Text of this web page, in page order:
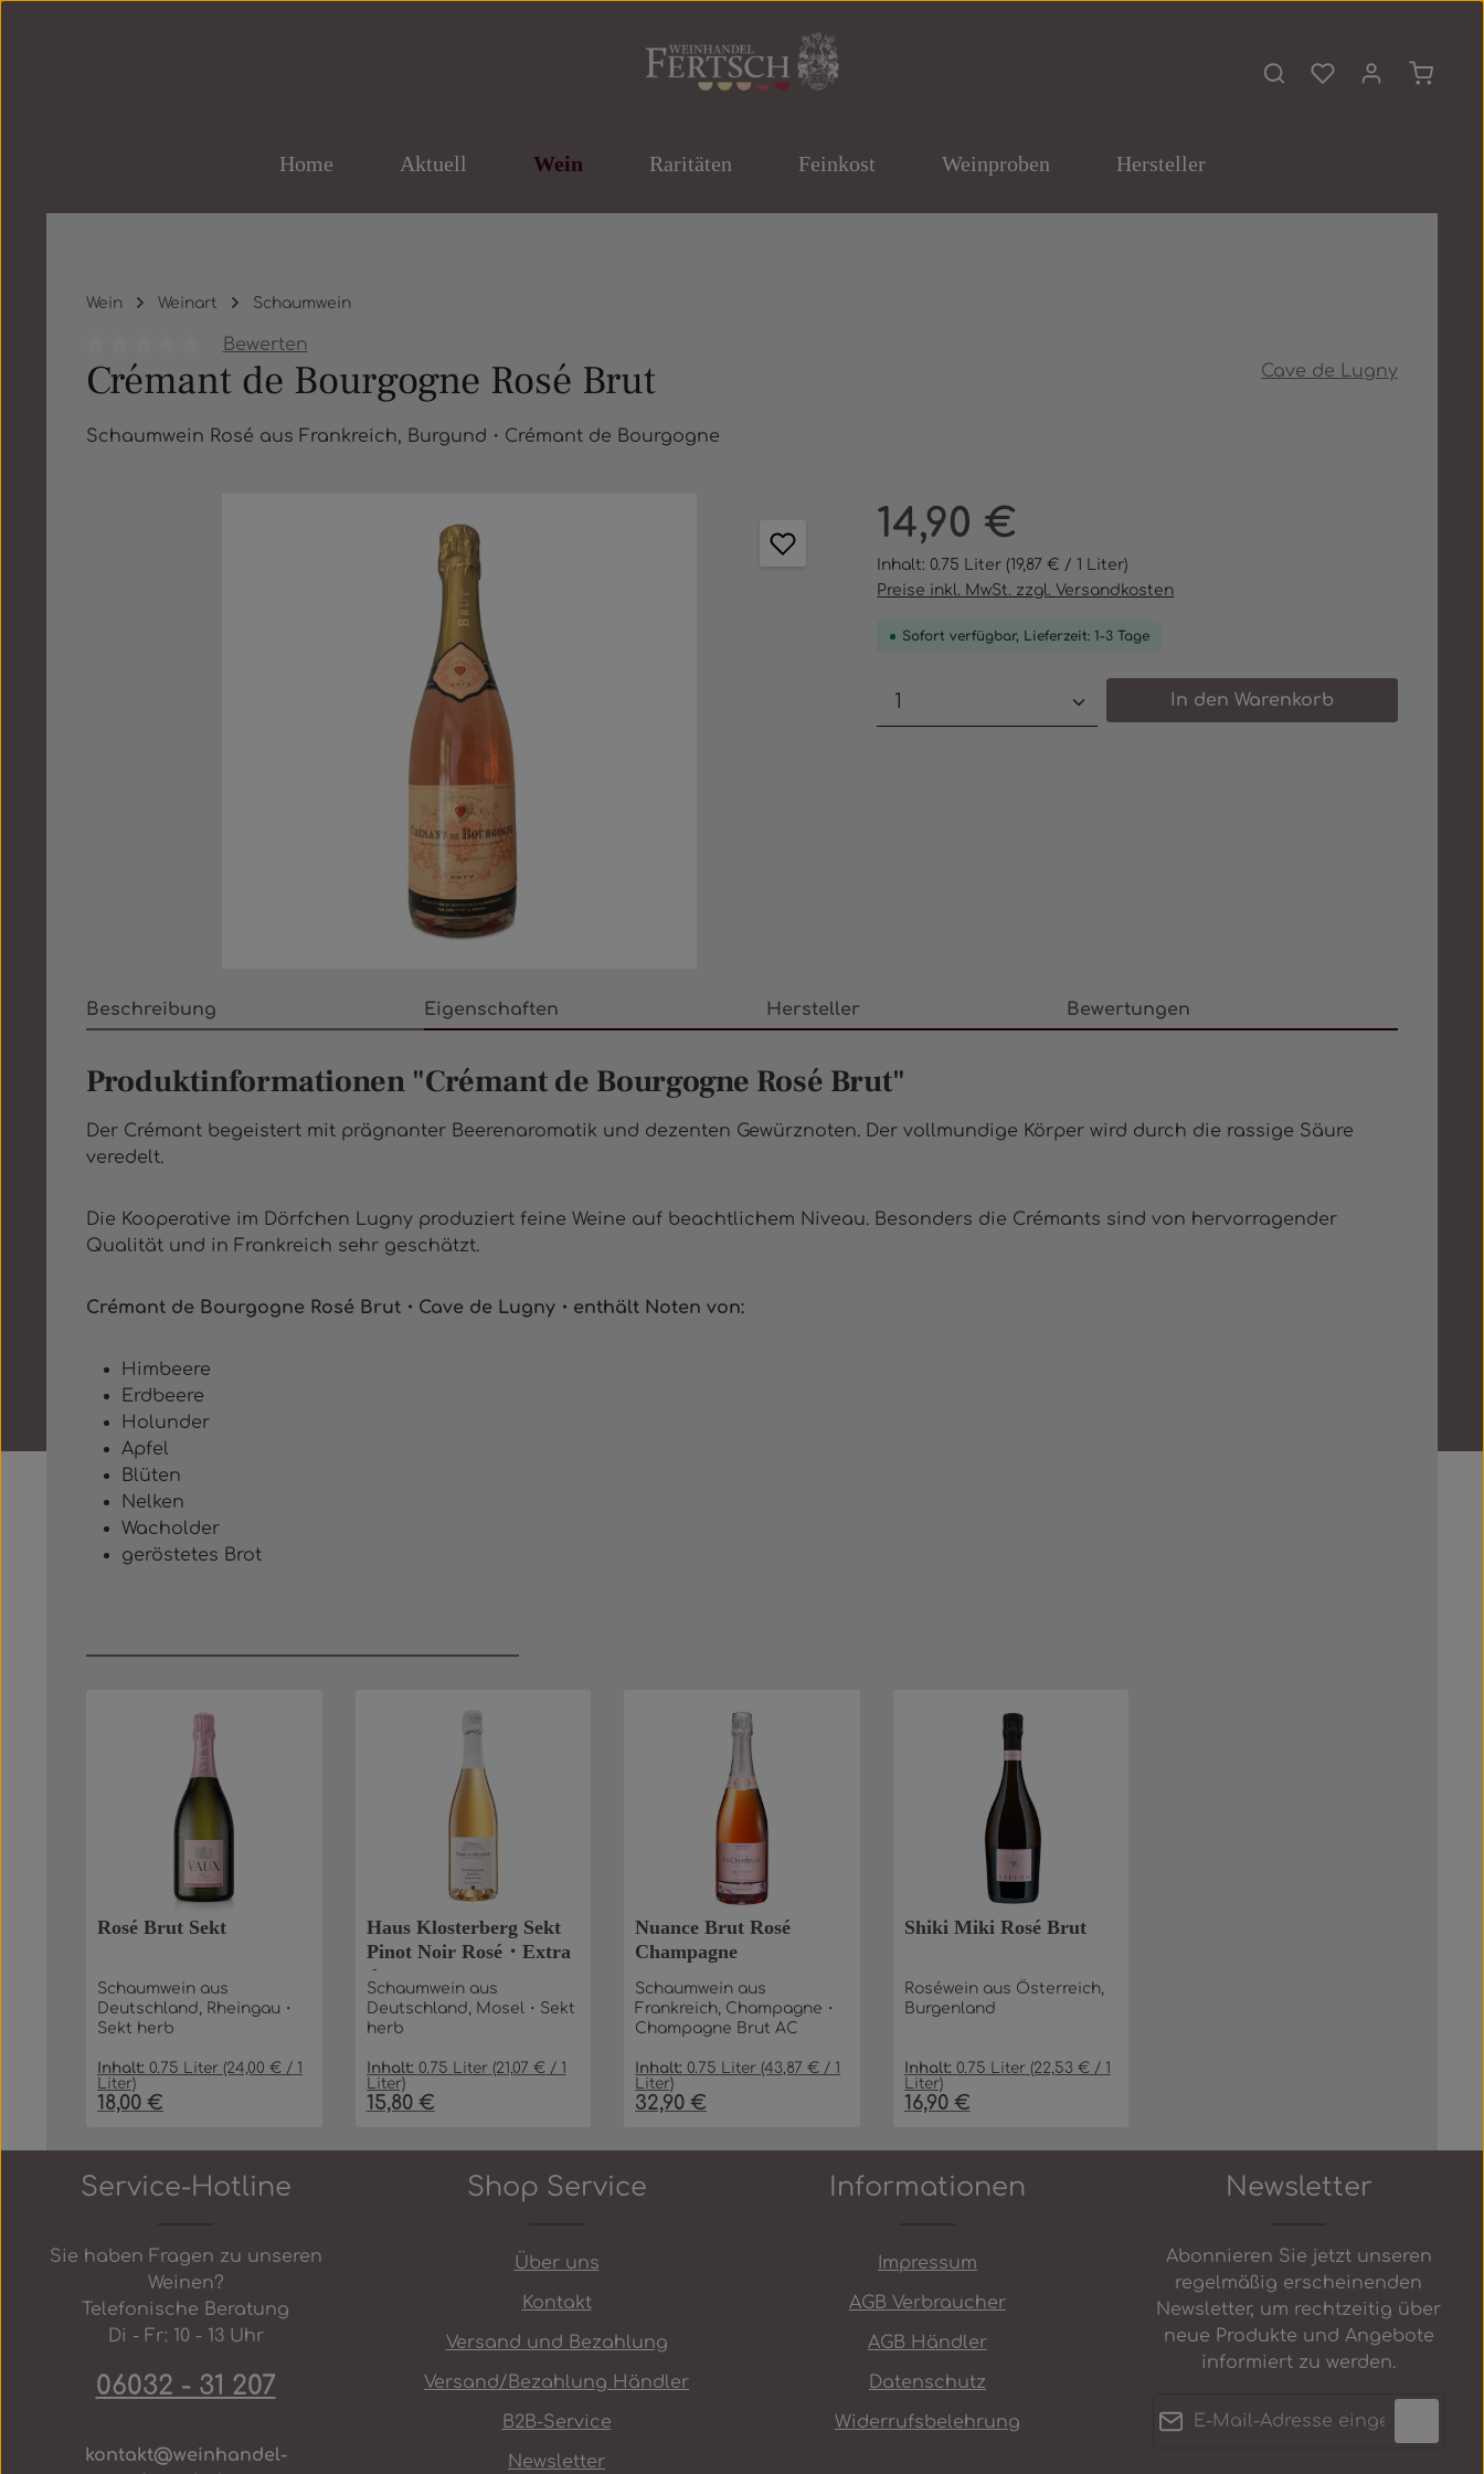
Home Aktuell Wein Raritäten Feinkost Weinproben Hersteller
Du hast 0 Produkte
Wein Weinart Schaumwein
Durchschnittliche Bewertung von 0 von 5 Sternen
Bewerten
Crémant de Bourgogne Rosé Brut Cave de Lugny
Schaumwein Rosé aus Frankreich, Burgund・Crémant de Bourgogne
Regulärer Preis:
14,90 €
Inhalt:0.75 Liter (19,87 € / 1 Liter)
Preise inkl. MwSt. zzgl. Versandkosten
Sofort verfügbar, Lieferzeit: 1-3 Tage
Produkt Anzahl: Gib den gewünschten
In den Warenkorb
Beschreibung Eigenschaften Hersteller Bewertungen
Produktinformationen "Crémant de Bourgogne Rosé Brut"
Der Crémant begeistert mit prägnanter Beerenaromatik und dezenten Gewürznoten. Der vollmundige Körper wird durch die rassige Säure
veredelt.
Die Kooperative im Dörfchen Lugny produziert feine Weine auf beachtlichem Niveau. Besonders die Crémants sind von hervorragender
Qualität und in Frankreich sehr geschätzt.
Crémant de Bourgogne Rosé Brut・Cave de Lugny・enthält Noten von:
Himbeere
Erdbeere
Holunder
Apfel
Blüten
Nelken
Wacholder
geröstetes Brot
Rosé Brut Sekt
Schaumwein aus
Deutschland, Rheingau・
Sekt herb
Inhalt:0.75 Liter (24,00 € / 1
Liter)
Regulärer Preis:
18,00 €
Produkt Anzahl: Gib den gewünschten Wert ein oder benutze die Schaltflächen um die Anzahl zu
In den Warenkorb
Haus Klosterberg Sekt
Pinot Noir Rosé・Extra
dry
Schaumwein aus
Deutschland, Mosel・Sekt
herb
Inhalt: 0.75 Liter (21,07 € / 1
Liter)
Regulärer Preis:
15,80 €
Produkt Anzahl: Gib den gewünschten Wert ein oder benutze die Schaltflächen
In den Warenkorb
Nuance Brut Rosé
Champagne
Schaumwein aus
Frankreich, Champagne・
Champagne Brut AC
Inhalt:0.75 Liter (43,87 € / 1
Liter)
Regulärer Preis:
32,90 €
Produkt Anzahl: Gib den gewünschten Wert ein oder
In den Warenkorb
Shiki Miki Rosé Brut
Roséwein aus Österreich,
Burgenland
Inhalt: 0.75 Liter (22,53 € / 1
Liter)
Regulärer Preis:
16,90 €
Produkt Anzahl: Gib den gewünschten
Service-Hotline
Sie haben Fragen zu unseren
Weinen?
Telefonische Beratung
Di - Fr: 10 - 13 Uhr
06032 - 31 207
kontakt@weinhandel-
Shop Service
Über uns
Kontakt
Versand und Bezahlung
Versand/Bezahlung Händler
B2B-Service
Newsletter
Informationen
Impressum
AGB Verbraucher
AGB Händler
Datenschutz
Widerrufsbelehrung
Newsletter
Abonnieren Sie jetzt unseren
regelmäßig erscheinenden
Newsletter, um rechtzeitig über
neue Produkte und Angebote
informiert zu werden.
E-Mail-Adresse*